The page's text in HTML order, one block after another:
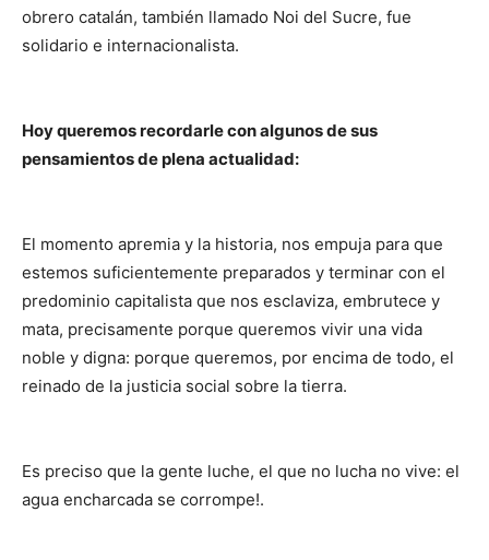
obrero catalán, también llamado Noi del Sucre, fue
solidario e internacionalista.
Hoy queremos recordarle con algunos de sus
pensamientos de plena actualidad:
El momento apremia y la historia, nos empuja para que
estemos suficientemente preparados y terminar con el
predominio capitalista que nos esclaviza, embrutece y
mata, precisamente porque queremos vivir una vida
noble y digna: porque queremos, por encima de todo, el
reinado de la justicia social sobre la tierra.
Es preciso que la gente luche, el que no lucha no vive: el
agua encharcada se corrompe!.